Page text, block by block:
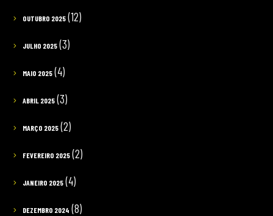
OUTUBRO 2025(12)
JULHO 2025(3)
MAIO 2025(4)
ABRIL 2025(3)
MARÇO 2025(2)
FEVEREIRO 2025(2)
JANEIRO 2025(4)
DEZEMBRO 2024 (8)